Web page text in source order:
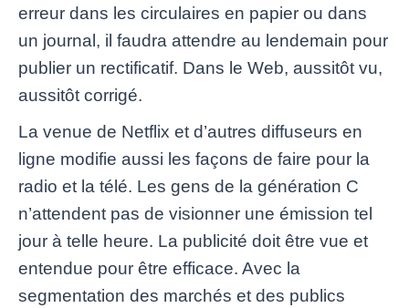
erreur dans les circulaires en papier ou dans
un journal, il faudra attendre au lendemain pour
publier un rectificatif. Dans le Web, aussitôt vu,
aussitôt corrigé.
La venue de Netflix et d’autres diffuseurs en
ligne modifie aussi les façons de faire pour la
radio et la télé. Les gens de la génération C
n’attendent pas de visionner une émission tel
jour à telle heure. La publicité doit être vue et
entendue pour être efficace. Avec la
segmentation des marchés et des publics